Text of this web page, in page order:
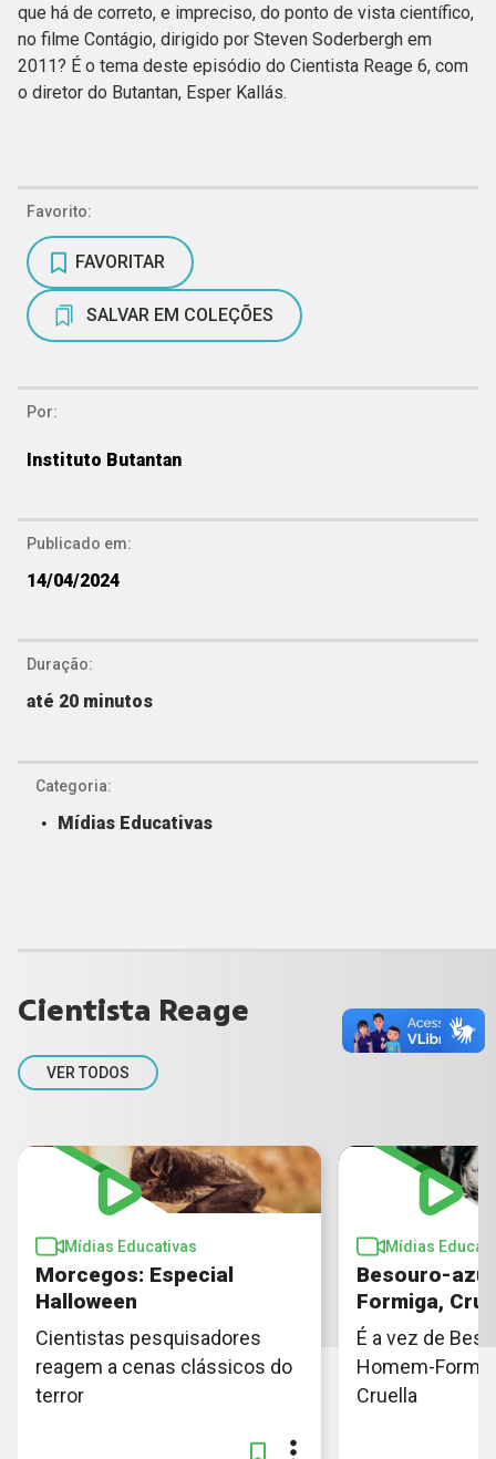
que há de correto, e impreciso, do ponto de vista científico,
no filme Contágio, dirigido por Steven Soderbergh em
2011? É o tema deste episódio do Cientista Reage 6, com
o diretor do Butantan, Esper Kallás.
Favorito:
FAVORITAR
SALVAR EM COLEÇÕES
Por:
Instituto Butantan
Publicado em:
14/04/2024
Duração:
até 20 minutos
Categoria:
Mídias Educativas
Cientista Reage
VER TODOS
Mídias Educativas
Morcegos: Especial
Halloween
Cientistas pesquisadores
reagem a cenas clássicos do
terror
Mídias
Besouro-
Formiga,
É a vez de
Homem-
Cruella